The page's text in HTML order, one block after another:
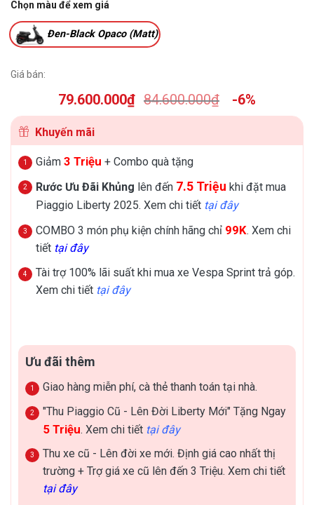
Chọn màu để xem giá
Đen-Black Opaco (Matt)
Giá bán:
79.600.000₫ 84.600.000₫ -6%
Khuyến mãi
Giảm 3 Triệu + Combo quà tặng
Rước Ưu Đãi Khủng lên đến 7.5 Triệu khi đặt mua
Piaggio Liberty 2025. Xem chi tiết tại đây
COMBO 3 món phụ kiện chính hãng chỉ 99K. Xem chi
tiết tại đây
Tài trợ 100% lãi suất khi mua xe Vespa Sprint trả góp.
Xem chi tiết tại đây
Ưu đãi thêm
Giao hàng miễn phí, cà thẻ thanh toán tại nhà.
"Thu Piaggio Cũ - Lên Đời Liberty Mới" Tặng Ngay
5 Triệu. Xem chi tiết tại đây
Thu xe cũ - Lên đời xe mới. Định giá cao nhất thị
trường + Trợ giá xe cũ lên đến 3 Triệu. Xem chi tiết
tại đây